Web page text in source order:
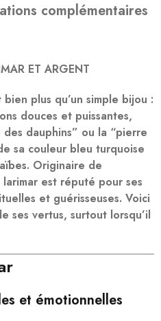
complémentaires
ET ARGENT
bien plus qu’un simple bijou :
douces et puissantes,
dauphins” ou la “pierre
sa couleur bleu turquoise
Originaire de
est réputé pour ses
et guérisseuses. Voici
ses vertus, surtout lorsqu’il
et émotionnelles